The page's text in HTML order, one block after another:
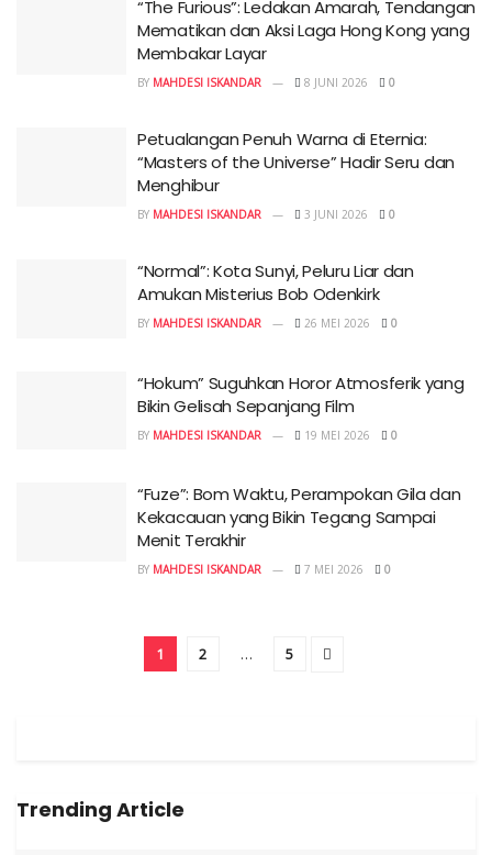
“The Furious”: Ledakan Amarah, Tendangan
Mematikan dan Aksi Laga Hong Kong yang
Membakar Layar
BY MAHDESI ISKANDAR 8 JUNI 2026 0
Petualangan Penuh Warna di Eternia:
“Masters of the Universe” Hadir Seru dan
Menghibur
BY MAHDESI ISKANDAR 3 JUNI 2026 0
“Normal”: Kota Sunyi, Peluru Liar dan
Amukan Misterius Bob Odenkirk
BY MAHDESI ISKANDAR 26 MEI 2026 0
“Hokum” Suguhkan Horor Atmosferik yang
Bikin Gelisah Sepanjang Film
BY MAHDESI ISKANDAR 19 MEI 2026 0
“Fuze”: Bom Waktu, Perampokan Gila dan
Kekacauan yang Bikin Tegang Sampai
Menit Terakhir
BY MAHDESI ISKANDAR 7 MEI 2026 0
1 2 … 5
Trending Article